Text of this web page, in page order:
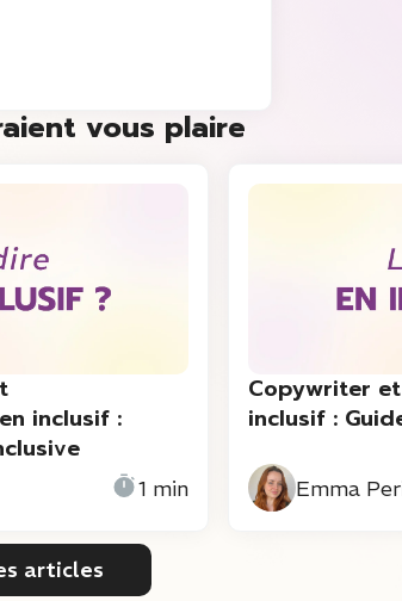
vous plaire
inclusif :
1 min
Copywriter
inclusif :
Emma
articles